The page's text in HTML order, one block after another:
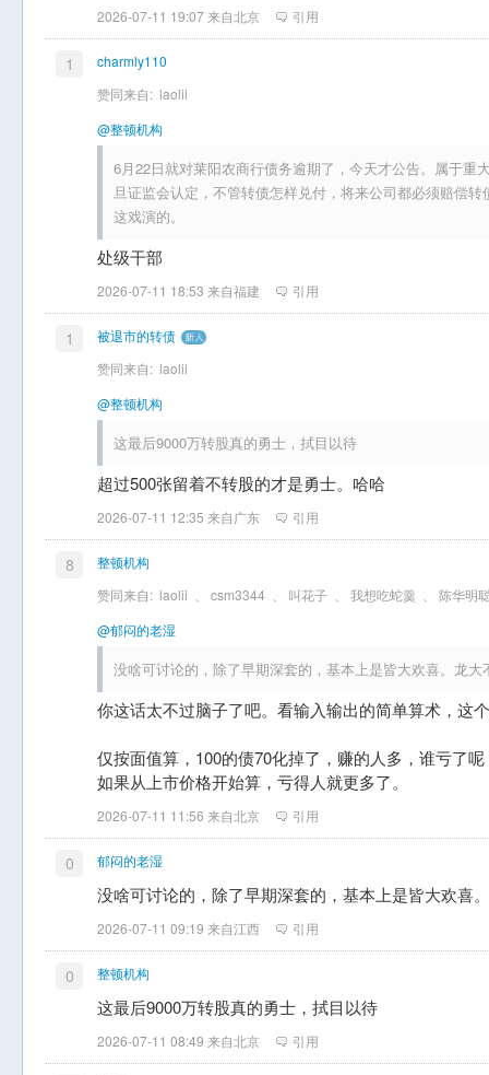
2026-07-11 19:07 来自北京 引用
1
charmly110
赞同来自: laolii
@整顿机构
6月22日就对莱阳农商行债务逾期了，今天才公告。属于重
旦证监会认定，不管转债怎样兑付，将来公司都必须赔偿
这戏演的。
处级干部
2026-07-11 18:53 来自福建 引用
1
被退市的转债
赞同来自: laolii
@整顿机构
这最后9000万转股真的勇士，拭目以待
超过500张留着不转股的才是勇士。哈哈
2026-07-11 12:35 来自广东 引用
8
整顿机构
赞同来自: laolii csm3344 叫花子 我想吃蛇羹
陈华明
@郁闷的老湿
没啥可讨论的，除了早期深套的，基本上是皆大欢喜。龙大
你这话太不过脑子了吧。看输入输出的简单算术，这
仅按面值算，100的债70化掉了，赚的人多，谁亏了呢
如果从上市价格开始算，亏得人就更多了。
2026-07-11 11:56 来自北京 引用
0 郁闷的老湿
没啥可讨论的，除了早期深套的，基本上是皆大欢喜
2026-07-11 09:19 来自江西 引用
0 整顿机构
这最后9000万转股真的勇士，拭目以待
2026-07-11 08:49 来自北京 引用